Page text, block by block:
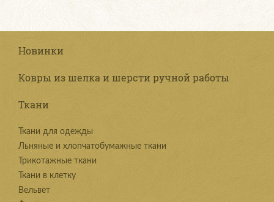
Новинки
Ковры из шелка и шерсти ручной работы
Ткани
Ткани для одежды
Льняные и хлопчатобумажные ткани
Трикотажные ткани
Ткани в клетку
Вельвет